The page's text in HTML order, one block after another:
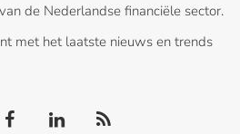
de Nederlandse financiële sector.
met het laatste nieuws en trends